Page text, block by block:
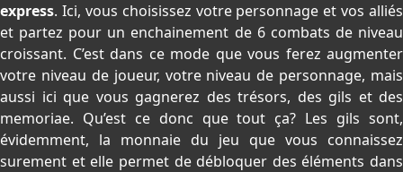
express. Ici, vous choisissez votre personnage et vos alliés
et partez pour un enchainement de 6 combats de niveau
croissant. C’est dans ce mode que vous ferez augmenter
votre niveau de joueur, votre niveau de personnage, mais
aussi ici que vous gagnerez des trésors, des gils et des
memoriae. Qu’est ce donc que tout ça? Les gils sont,
évidemment, la monnaie du jeu que vous connaissez
surement et elle permet de débloquer des éléments dans